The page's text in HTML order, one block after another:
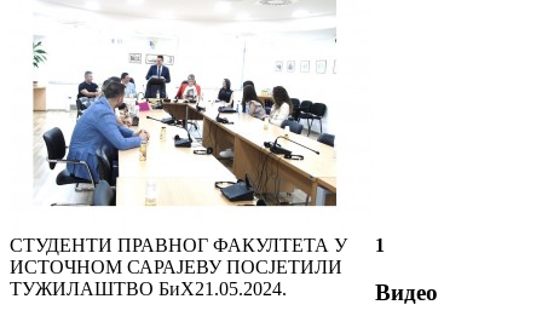
СТУДЕНТИ ПРАВНОГ ФАКУЛТЕТА У
ИСТОЧНОМ САРАЈЕВУ ПОСЈЕТИЛИ
ТУЖИЛАШТВО БиХ21.05.2024.
1
Видео